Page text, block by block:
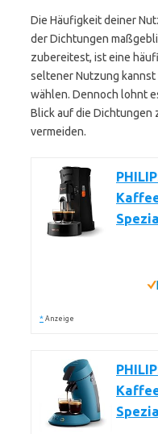
Die Häufigkeit deiner
der Dichtungen
zubereitest, ist eine
seltener Nutzung
wählen. Dennoch lohnt
Blick auf die Dichtungen
vermeiden.
* Anzeige